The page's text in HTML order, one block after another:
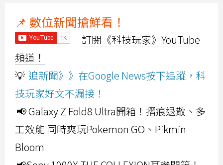
📌 數位新聞搶鮮看！
訂閱《科技玩家》YouTube
頻道！
💡 追新聞》》在Google News按下追蹤，科
技玩家好文不漏接！
📢 Galaxy Z Fold8 Ultra開箱！摺痕退散、多
工效能 同時爽玩Pokemon GO、Pikmin
Bloom